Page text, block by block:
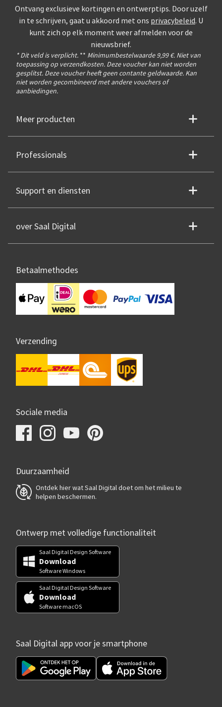
Ontvang exclusieve kortingen en ontwerptips. Door uzelf
in te schrijven, gaat u akkoord met ons privacybeleid. U
kunt zich op elk moment weer afmelden voor de
nieuwsbrief.
* Dit veld is verplicht. ** Minimumbestelwaarde 9,99 €. Niet van
toepassing op verzendkosten. Deze voucher kan niet worden
gesplitst. Deze voucher heeft geen contante geldwaarde. Kan
niet worden gecombineerd met andere vouchers of
aanbiedingen.
Meer producten
Professionals
Support en diensten
over Saal Digital
Betaalmethodes
Verzending
Sociale media
Duurzaamheid
Ontdek hier wat Saal Digital doet om het milieu te
helpen beschermen.
Ontwerp met volledige functionaliteit
Saal Digital Design Software
Download
Software Windows
Saal Digital Design Software
Download
Software macOS
Saal Digital app voor je smartphone